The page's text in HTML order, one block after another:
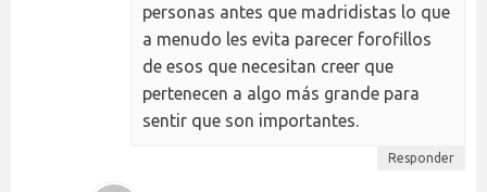
personas antes que madridistas lo que
a menudo les evita parecer forofillos
de esos que necesitan creer que
pertenecen a algo más grande para
sentir que son importantes.
Responder